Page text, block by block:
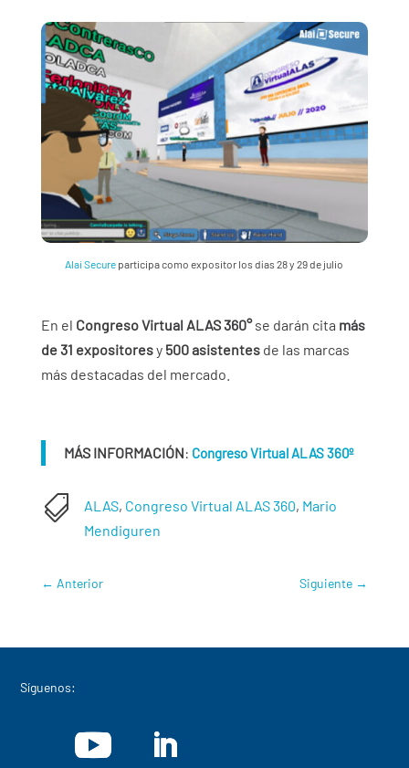
Alai Secure participa como expositor los días 28 y 29 de julio
En el Congreso Virtual ALAS 360°se darán cita más
de 31 expositoresy 500 asistentesde las marcas
más destacadas del mercado.
MÁS INFORMACIÓN: Congreso Virtual ALAS 360º
 ALAS, Congreso Virtual ALAS 360, Mario
Mendiguren
← Anterior Siguiente →
Síguenos: